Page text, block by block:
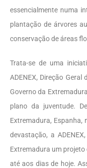
essencialmente numa
plantação de árvores
conservação de áreas
Trata-se de uma
ADENEX, Direção
Governo da
plano da juventude.
Extremadura, Espanha,
devastação, a
Extremadura um
até aos dias de hoje.